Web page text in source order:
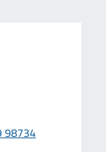
98734